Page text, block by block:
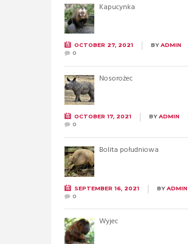
Kapucynka
OCTOBER 27, 2021 BYADMIN
0
Nosorożec
OCTOBER 17, 2021 BYADMIN
0
Bolita południowa
SEPTEMBER 16, 2021 BYADMIN
0
Wyjec